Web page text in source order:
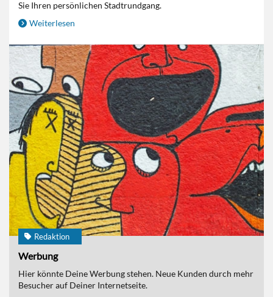
Sie Ihren persönlichen Stadtrundgang.
Weiterlesen
Redaktion
Werbung
Hier könnte Deine Werbung stehen. Neue Kunden durch mehr
Besucher auf Deiner Internetseite.